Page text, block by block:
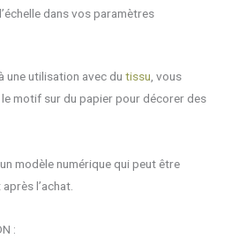
dans vos paramètres
une utilisation avec du tissu , vous
motif sur du papier pour décorer des
modèle numérique qui peut être
l’achat.
: